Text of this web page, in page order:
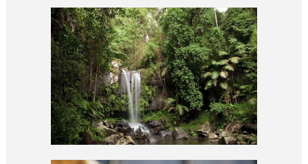
GRAFFITI ART
abstract / conceptual